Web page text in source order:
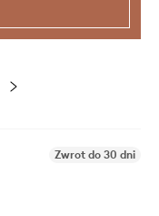
Zwrot do 30 dni